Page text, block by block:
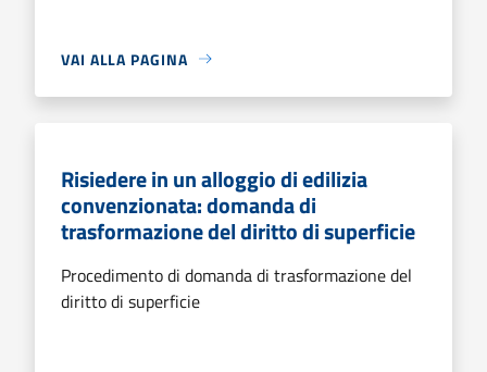
VAI ALLA PAGINA
Risiedere in un alloggio di edilizia
convenzionata: domanda di
trasformazione del diritto di superficie
Procedimento di domanda di trasformazione del
diritto di superficie